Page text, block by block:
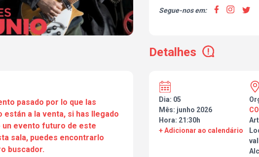
en cierto modo ecléctico en lo
un estilo definido y personal;
Juan Antonio Rubio "Juanin" :
Segue-nos em:
Detalhes
pasado por lo que las
están a la venta, si has llegado
un evento futuro de este
sala, puedes encontrarlo
buscador.
Dia: 05
Mês: junho 2026
Hora: 21:30h
+ Adicionar ao calendário